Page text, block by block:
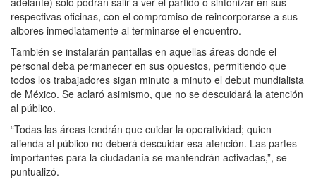
respectivas oficinas, con el compromiso de reincorporarse a sus
albores inmediatamente al terminarse el encuentro.
También se instalarán pantallas en aquellas áreas donde el
personal deba permanecer en sus opuestos, permitiendo que
todos los trabajadores sigan minuto a minuto el debut mundialista
de México. Se aclaró asimismo, que no se descuidará la atención
al público.
“Todas las áreas tendrán que cuidar la operatividad; quien
atienda al público no deberá descuidar esa atención. Las partes
importantes para la ciudadanía se mantendrán activadas,”, se
puntualizó.